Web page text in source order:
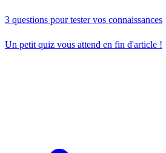
3 questions pour tester vos connaissances
Un petit quiz vous attend en fin d'article !